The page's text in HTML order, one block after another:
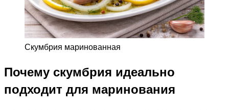
Скумбрия маринованная
Почему скумбрия идеально
подходит для маринования